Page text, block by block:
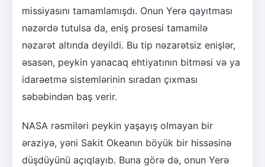
missiyasını tamamlamışdı. Onun Yerə qayıtması
nəzərdə tutulsa da, eniş prosesi tamamilə
nəzarət altında deyildi. Bu tip nəzarətsiz enişlər,
əsasən, peykin yanacaq ehtiyatının bitməsi və ya
idarəetmə sistemlərinin sıradan çıxması
səbəbindən baş verir.
NASA rəsmiləri peykin yaşayış olmayan bir
əraziyə, yəni Sakit Okeanın böyük bir hissəsinə
düşdüyünü açıqlayıb. Buna görə də, onun Yerə